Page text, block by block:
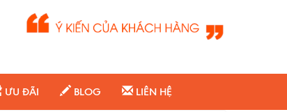
ƯU ĐÃI BLOG LIÊN HỆ